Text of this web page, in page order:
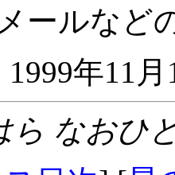
ールなど
1999年11
ら なおひ